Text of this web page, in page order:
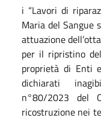
i “Lavori di
Maria del Sangue
attuazione
per il ripristino
proprietà di Enti
dichiarati
n°80/2023 del
ricostruzione nei